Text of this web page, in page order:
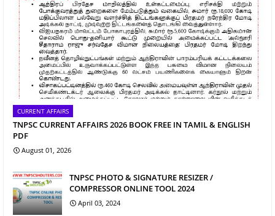
CURRENT AFFAIRS
TNPSC CURRENT AFFAIRS 2026 BOOK FREE IN TAMIL & ENGLISH
PDF
August 01, 2026
TNPSC PHOTO & SIGNATURE RESIZER /
COMPRESSOR ONLINE TOOL 2024
April 03, 2024